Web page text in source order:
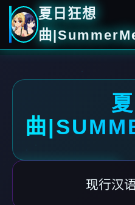
夏日狂想
曲
曲
现行汉